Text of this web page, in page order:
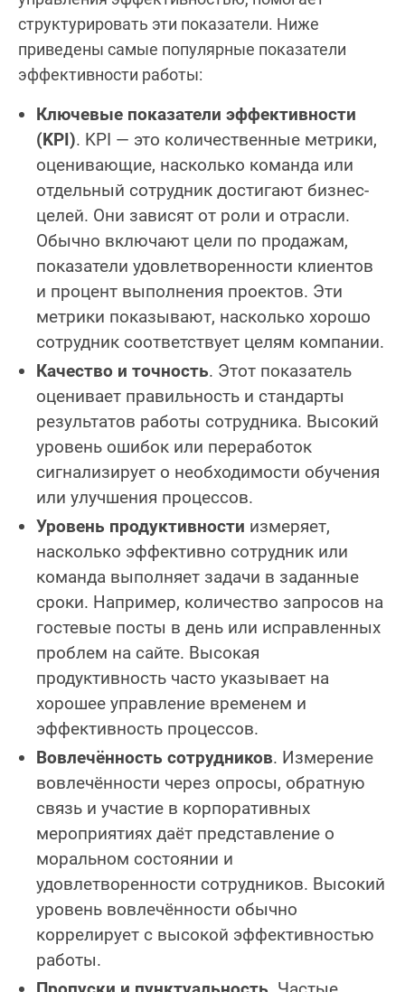
структурировать эти показатели. Ниже
приведены самые популярные показатели
эффективности работы:
Ключевые показатели эффективности
(KPI). KPI — это количественные метрики,
оценивающие, насколько команда или
отдельный сотрудник достигают бизнес-
целей. Они зависят от роли и отрасли.
Обычно включают цели по продажам,
показатели удовлетворенности клиентов
и процент выполнения проектов. Эти
метрики показывают, насколько хорошо
сотрудник соответствует целям компании.
Качество и точность. Этот показатель
оценивает правильность и стандарты
результатов работы сотрудника. Высокий
уровень ошибок или переработок
сигнализирует о необходимости обучения
или улучшения процессов.
Уровень продуктивности измеряет,
насколько эффективно сотрудник или
команда выполняет задачи в заданные
сроки. Например, количество запросов на
гостевые посты в день или исправленных
проблем на сайте. Высокая
продуктивность часто указывает на
хорошее управление временем и
эффективность процессов.
Вовлечённость сотрудников. Измерение
вовлечённости через опросы, обратную
связь и участие в корпоративных
мероприятиях даёт представление о
моральном состоянии и
удовлетворенности сотрудников. Высокий
уровень вовлечённости обычно
коррелирует с высокой эффективностью
работы.